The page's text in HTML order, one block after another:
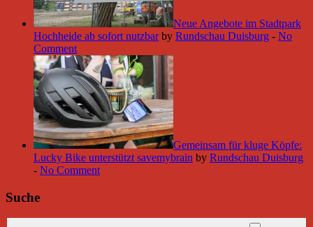
Neue Angebote im Stadtpark
Hochheide ab sofort nutzbar by Rundschau Duisburg - No
Comment
Gemeinsam für kluge Köpfe:
Lucky Bike unterstützt savemybrain by Rundschau Duisburg
- No Comment
Suche